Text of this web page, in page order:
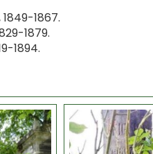
1867.
1879.
1894.